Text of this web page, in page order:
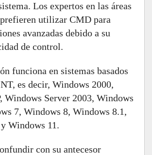
Los expertos en las áreas
utilizar CMD para
avanzadas debido a su
de control.
funciona en sistemas basados
es decir, Windows 2000,
Windows Server 2003, Windows
7, Windows 8, Windows 8.1,
Windows 11.
con su antecesor